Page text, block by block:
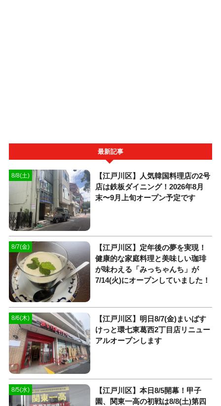
最新記事
8/8(土)
【江戸川区】人気韓国料理店の2号
店は鉄板ダイニング！2026年8月
末〜9月上旬オープン予定です
8/7(金)
【江戸川区】定年後の夢を実現！
健康的な家庭料理と美味しい珈琲
が味わえる「みっちゃんち」が
7/14(火)にオープンしていました！
8/6(木)
【江戸川区】明日8/7(金)まいばす
けっと環七東葛西2丁目店リニュー
アルオープンします
8/5(水)
【江戸川区】本日8/5開幕！甲子
園、関東一高の初戦は8/8(土)第四